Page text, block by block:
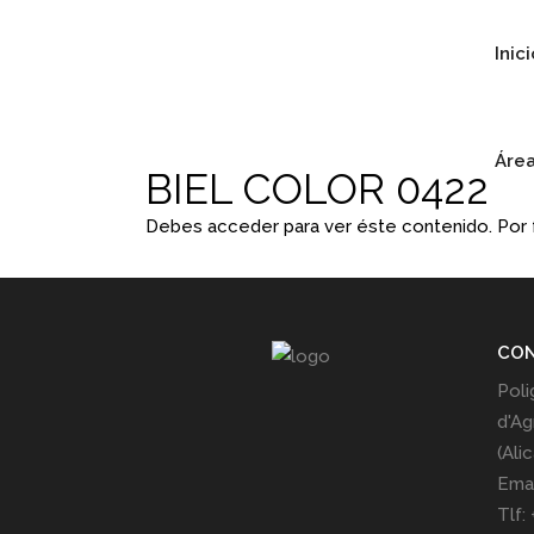
BIEL COLOR 0422
Debes acceder para ver éste contenido.
Tlf: